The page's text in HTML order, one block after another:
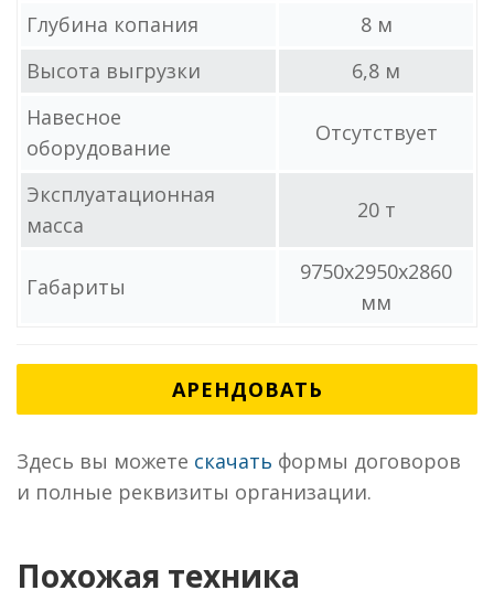
Глубина копания
8 м
Высота выгрузки
6,8 м
Навесное
оборудование
Отсутствует
Эксплуатационная
масса
20 т
Габариты
9750x2950x2860
мм
АРЕНДОВАТЬ
Здесь вы можете скачать формы договоров
и полные реквизиты организации.
Похожая техника